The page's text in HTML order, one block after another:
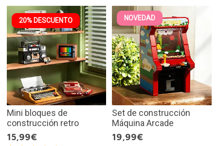
20% DESCUENTO
Mini bloques de
construcción retro
15,99€
NOVEDAD
Set de construcción
Máquina Arcade
19,99€